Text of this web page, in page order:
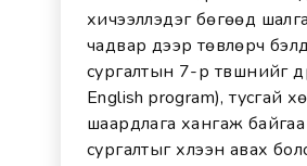
хичээллэдэг бөгөөд
чадвар дээр төвлөрч
сургалтын 7-р түвшнийг
English program), тусгай
шаардлага хангаж
сургалтыг хүлээн авах